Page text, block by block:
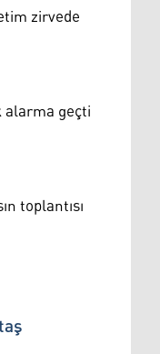
zirvede
geçti
toplantısı